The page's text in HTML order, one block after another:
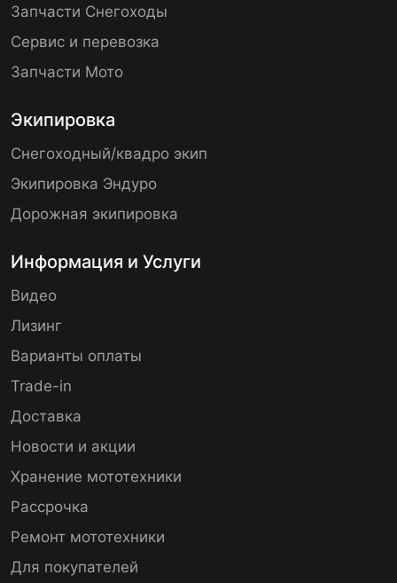
Запчасти Снегоходы
Сервис и перевозка
Запчасти Мото
Экипировка
Снегоходный/квадро экип
Экипировка Эндуро
Дорожная экипировка
Информация и Услуги
Видео
Лизинг
Варианты оплаты
Trade-in
Доставка
Новости и акции
Хранение мототехники
Рассрочка
Ремонт мототехники
Для покупателей